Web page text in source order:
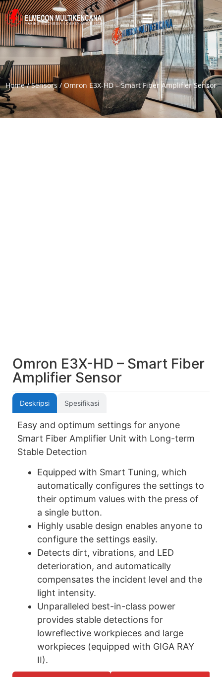
Home/Sensors/ Omron E3X-HD – Smart Fiber Amplifier Sensor
Omron E3X-HD – Smart Fiber
Amplifier Sensor
Deskripsi Spesifikasi
Easy and optimum settings for anyone
Smart Fiber Amplifier Unit with Long-term
Stable Detection
Equipped with Smart Tuning, which
automatically configures the settings to
their optimum values with the press of
a single button.
Highly usable design enables anyone to
configure the settings easily.
Detects dirt, vibrations, and LED
deterioration, and automatically
compensates the incident level and the
light intensity.
Unparalleled best-in-class power
provides stable detections for
lowreflective workpieces and large
workpieces (equipped with GIGA RAY
II).